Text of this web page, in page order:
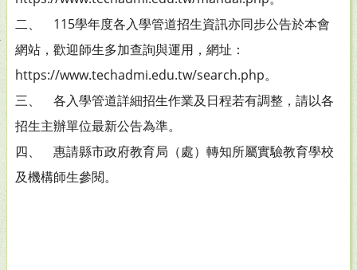
二、 115學年度各入學管道招生資訊亦同步公告於本會
網站，歡迎師生多加查詢與運用，網址：
https://www.techadmi.edu.tw/search.php。
三、 各入學管道詳細招生作業及日程若有調整，請以各
招生主辦單位最新公告為準。
四、 惠請縣市政府教育局（處）轉知所屬實驗教育學校
及機構師生參閱。